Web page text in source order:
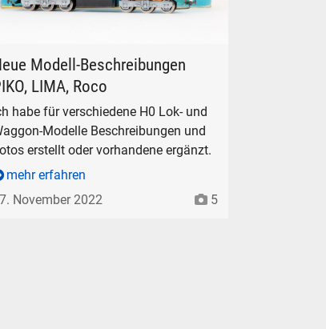
Modell-Beschreibungen
LIMA, Roco
habe für verschiedene H0 Lok- und
Modelle Beschreibungen und
erstellt oder vorhandene ergänzt.
mehr erfahren
November 2022
5